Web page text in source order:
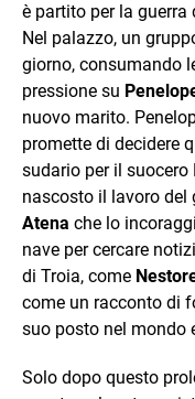
è partito per la guerra
Nel palazzo, un
giorno, consumando
pressione su
nuovo marito.
promette di decidere
sudario per il
nascosto il lavoro del
Atena che lo
nave per cercare
di Troia, come
come un racconto di
suo posto nel mondo
Solo dopo questo